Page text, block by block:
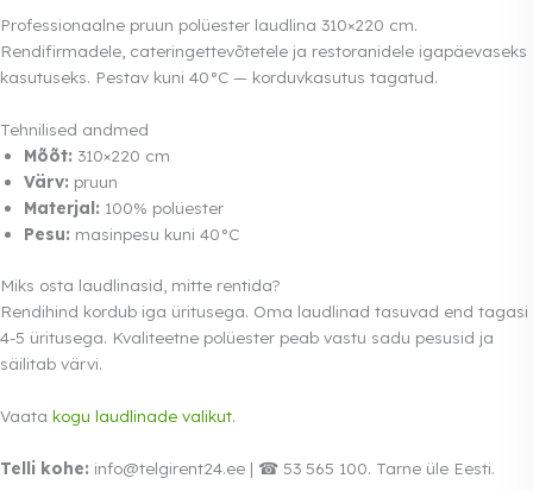
Professionaalne pruun polüester laudlina 310×220 cm.
Rendifirmadele, cateringettevõtetele ja restoranidele igapäevaseks
kasutuseks. Pestav kuni 40°C — korduvkasutus tagatud.
Tehnilised andmed
Mõõt: 310×220 cm
Värv: pruun
Materjal: 100% polüester
Pesu: masinpesu kuni 40°C
Miks osta laudlinasid, mitte rentida?
Rendihind kordub iga üritusega. Oma laudlinad tasuvad end tagasi
4-5 üritusega. Kvaliteetne polüester peab vastu sadu pesusid ja
säilitab värvi.
Vaata kogu laudlinade valikut.
Telli kohe: info@telgirent24.ee | ☎ 53 565 100. Tarne üle Eesti.